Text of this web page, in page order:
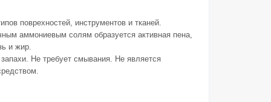
поврехностей, инструментов и тканей.
аммониевым солям образуется активная пена,
и жир.
Не требует смывания. Не является